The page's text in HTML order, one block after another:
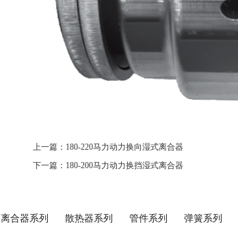
上一篇：180-220马力动力换向湿式离合器
下一篇：180-200马力动力换挡湿式离合器
离合器系列 散热器系列 管件系列 弹簧系列